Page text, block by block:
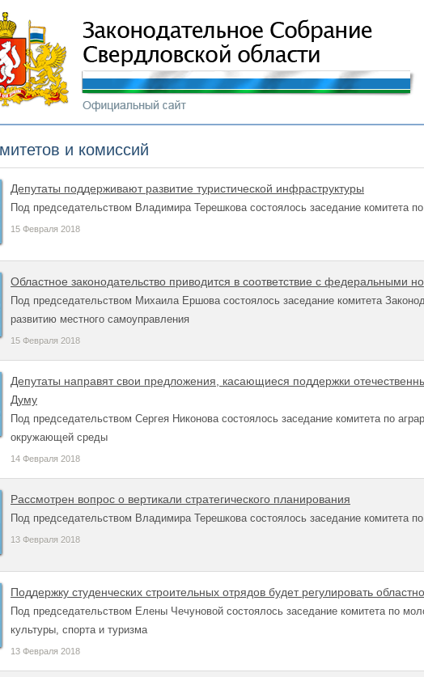
и комиссий
Депутаты поддерживают развитие туристической инфраструктуры
Под председательством Владимира Терешкова состоялось заседание комитета
15 Февраля 2018
Областное законодательство приводится в соответствие с федеральными
Под председательством Михаила Ершова состоялось заседание комитета
развитию местного самоуправления
15 Февраля 2018
Депутаты направят свои предложения, касающиеся поддержки
Думу
Под председательством Сергея Никонова состоялось заседание комитета по
окружающей среды
14 Февраля 2018
Рассмотрен вопрос о вертикали стратегического планирования
Под председательством Владимира Терешкова состоялось заседание комитета
13 Февраля 2018
Поддержку студенческих строительных отрядов будет регулировать
Под председательством Елены Чечуновой состоялось заседание комитета по
культуры, спорта и туризма
13 Февраля 2018